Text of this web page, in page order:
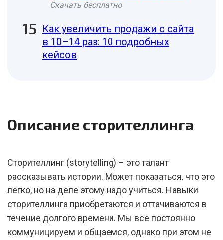
Скачать бесплатно
Как увеличить продажи с сайта
в 10–14 раз: 10 подробных
кейсов
Описание сторителлинга
Сторителлинг (storytelling) – это талант
рассказывать истории. Может показаться, что это
легко, но на деле этому надо учиться. Навыки
сторителлинга приобретаются и оттачиваются в
течение долгого времени. Мы все постоянно
коммуницируем и общаемся, однако при этом не